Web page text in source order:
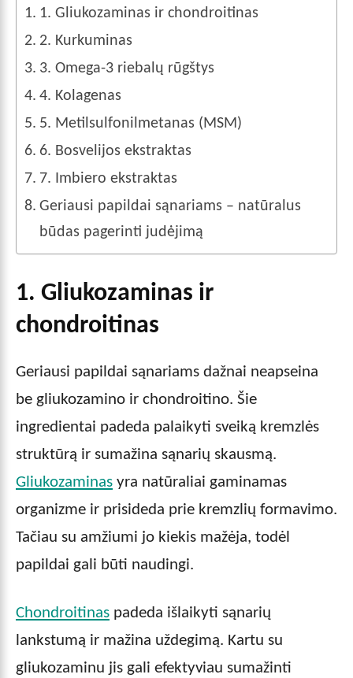
1. Gliukozaminas ir chondroitinas
2. Kurkuminas
3. Omega-3 riebalų rūgštys
4. Kolagenas
5. Metilsulfonilmetanas (MSM)
6. Bosvelijos ekstraktas
7. Imbiero ekstraktas
Geriausi papildai sąnariams – natūralus
būdas pagerinti judėjimą
1. Gliukozaminas ir
chondroitinas
Geriausi papildai sąnariams dažnai neapseina
be gliukozamino ir chondroitino. Šie
ingredientai padeda palaikyti sveiką kremzlės
struktūrą ir sumažina sąnarių skausmą.
Gliukozaminas yra natūraliai gaminamas
organizme ir prisideda prie kremzlių formavimo.
Tačiau su amžiumi jo kiekis mažėja, todėl
papildai gali būti naudingi.
Chondroitinas padeda išlaikyti sąnarių
lankstumą ir mažina uždegimą. Kartu su
gliukozaminu jis gali efektyviau sumažinti